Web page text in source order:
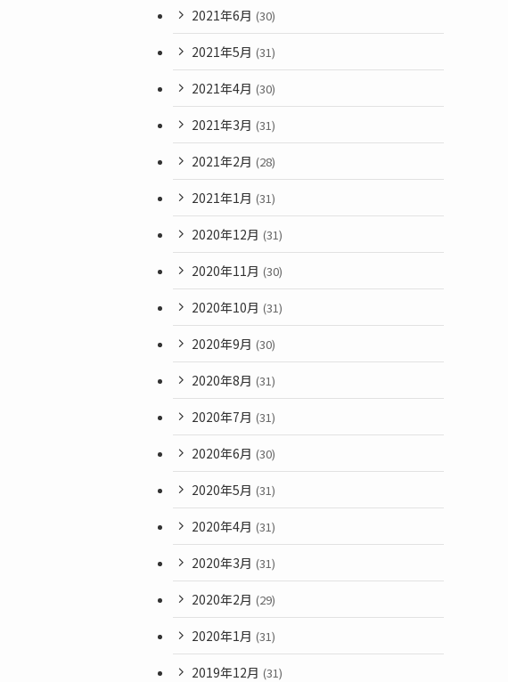
2021年6月 (30)
2021年5月 (31)
2021年4月 (30)
2021年3月 (31)
2021年2月 (28)
2021年1月 (31)
2020年12月 (31)
2020年11月 (30)
2020年10月 (31)
2020年9月 (30)
2020年8月 (31)
2020年7月 (31)
2020年6月 (30)
2020年5月 (31)
2020年4月 (31)
2020年3月 (31)
2020年2月 (29)
2020年1月 (31)
2019年12月 (31)